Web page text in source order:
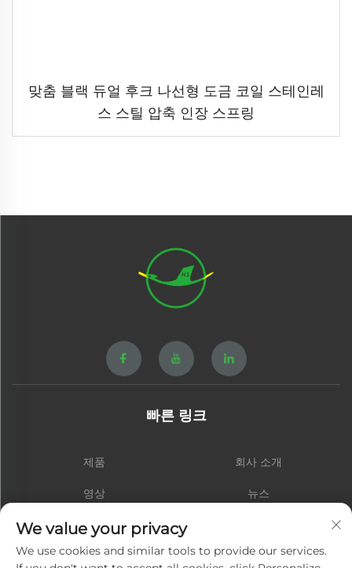
맞춤 블랙 듀얼 후크 나선형 도금 코일 스테인레
스 스틸 압축 인장 스프링
빠른 링크
제품 회사 소개
영상 뉴스
연락처
We value your privacy
We use cookies and similar tools to provide our services.